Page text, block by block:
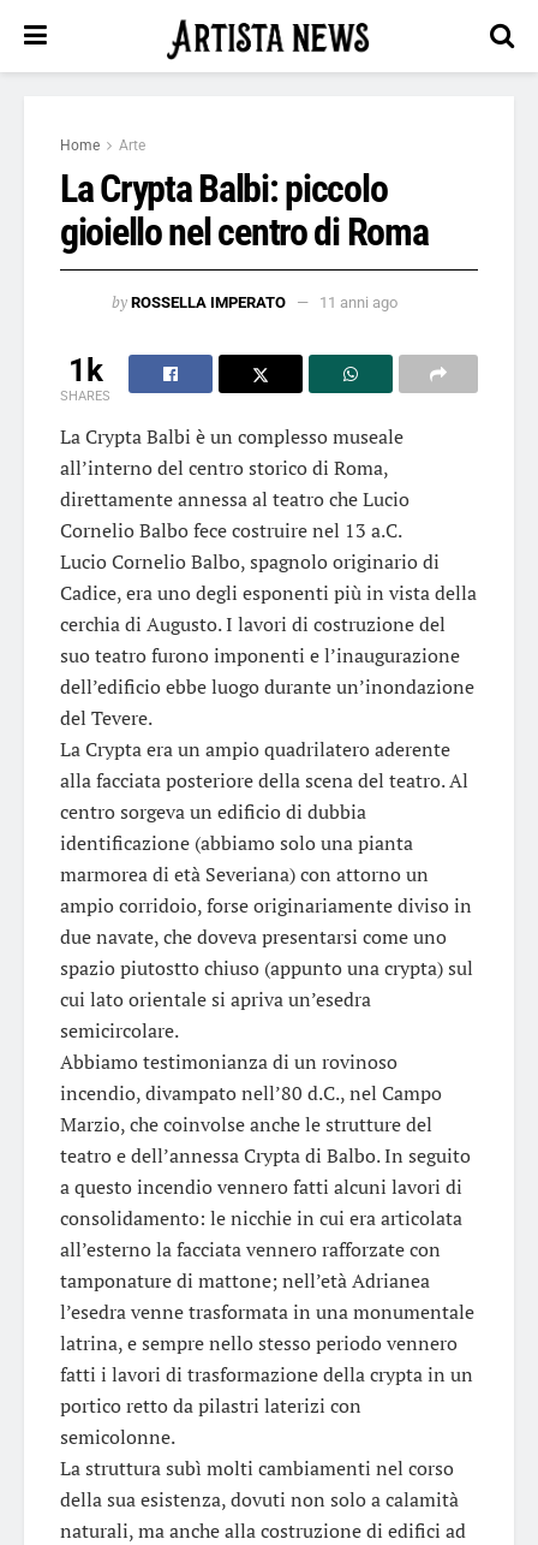
Home Arte
La Crypta Balbi: piccolo
gioiello nel centro di Roma
by ROSSELLA IMPERATO 11 anni ago
1k
SHARES
La Crypta Balbi è un complesso museale
all’interno del centro storico di Roma,
direttamente annessa al teatro che Lucio
Cornelio Balbo fece costruire nel 13 a.C.
Lucio Cornelio Balbo, spagnolo originario di
Cadice, era uno degli esponenti più in vista della
cerchia di Augusto. I lavori di costruzione del
suo teatro furono imponenti e l’inaugurazione
dell’edificio ebbe luogo durante un’inondazione
del Tevere.
La Crypta era un ampio quadrilatero aderente
alla facciata posteriore della scena del teatro. Al
centro sorgeva un edificio di dubbia
identificazione (abbiamo solo una pianta
marmorea di età Severiana) con attorno un
ampio corridoio, forse originariamente diviso in
due navate, che doveva presentarsi come uno
spazio piutostto chiuso (appunto una crypta) sul
cui lato orientale si apriva un’esedra
semicircolare.
Abbiamo testimonianza di un rovinoso
incendio, divampato nell’80 d.C., nel Campo
Marzio, che coinvolse anche le strutture del
teatro e dell’annessa Crypta di Balbo. In seguito
a questo incendio vennero fatti alcuni lavori di
consolidamento: le nicchie in cui era articolata
all’esterno la facciata vennero rafforzate con
tamponature di mattone; nell’età Adrianea
l’esedra venne trasformata in una monumentale
latrina, e sempre nello stesso periodo vennero
fatti i lavori di trasformazione della crypta in un
portico retto da pilastri laterizi con
semicolonne.
La struttura subì molti cambiamenti nel corso
della sua esistenza, dovuti non solo a calamità
naturali, ma anche alla costruzione di edifici ad